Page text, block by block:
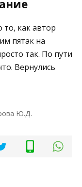
как автор
пятак на
так. По пути
Вернулись
Ю.Д.